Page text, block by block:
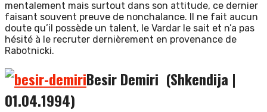
mentalement mais surtout dans son attitude, ce dernier
faisant souvent preuve de nonchalance. Il ne fait aucun
doute qu’il possède un talent, le Vardar le sait et n’a pas
hésité à le recruter dernièrement en provenance de
Rabotnicki.
Besir Demiri (Shkendija |
01.04.1994)